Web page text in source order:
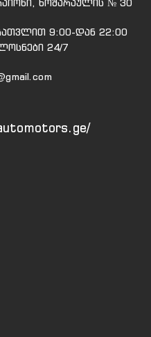
ხოშარაულის № 30
9:00-დან 22:00
24/7